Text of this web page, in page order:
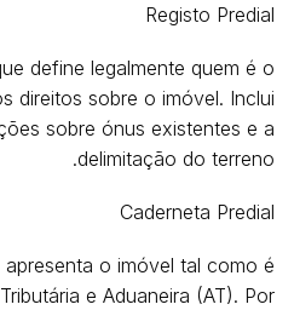
Registo Predial
define legalmente quem é o
direitos sobre o imóvel. Inclui
sobre ónus existentes e a
delimitação do terreno.
Caderneta Predial
o imóvel tal como é
e Aduaneira (AT). Por